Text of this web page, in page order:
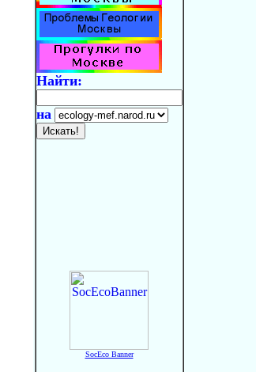
Найти:
на
SocEco Banner